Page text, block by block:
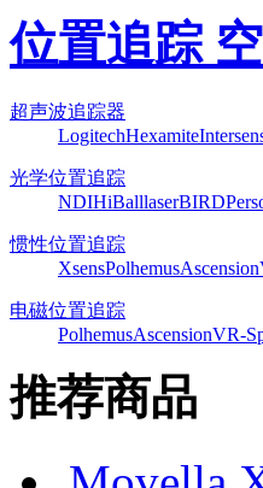
位置追踪
超声波追踪器
LogitechHexamite
光学位置追踪
NDIHiBalllaserBIRD
惯性位置追踪
XsensPolhemusAscension
电磁位置追踪
PolhemusAscensionVR-
推荐商品